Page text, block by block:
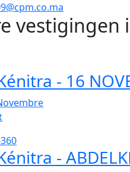
vestigingen
- 16
-